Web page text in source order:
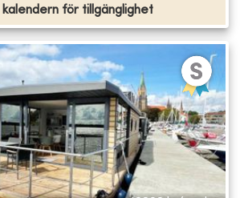
kalendern för tillgänglighet